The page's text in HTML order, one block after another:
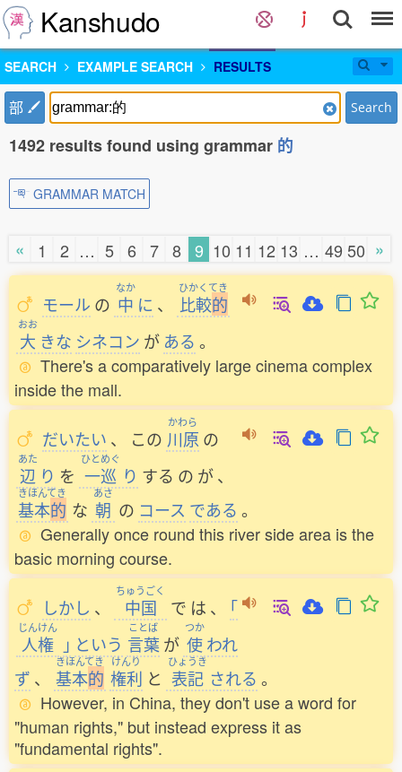
Kanshudo
SEARCH EXAMPLE SEARCH RESULTS
部 Search
1492 results found using grammar 的
GRAMMAR MATCH
« 1 2 … 5 6 7 8 9 10 11 12 13 … 49 50 »
モール の
なか
中 に 、
ひかくてき
比較的
おお
大 きな シネコン が ある 。
There's a comparatively large cinema complex
inside the mall.
だいたい 、 この
かわら
川原 の
あた
辺 り を
ひとめぐ
一巡 り する の が、
きほんてき
基本的 な
あさ
朝 の コース である 。
Generally once round this river side area is the
basic morning course.
しかし 、
ちゅうごく
中国 で は 、 ｢
じんけん
人権 ｣ という
ことば
言葉 が
つか
使われ
ず 、
きほんてき
基本的
けんり
権利 と
ひょうき
表記 される 。
However, in China, they don't use a word for
"human rights," but instead express it as
"fundamental rights".